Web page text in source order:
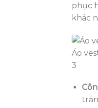
phục
khác
Áo
3